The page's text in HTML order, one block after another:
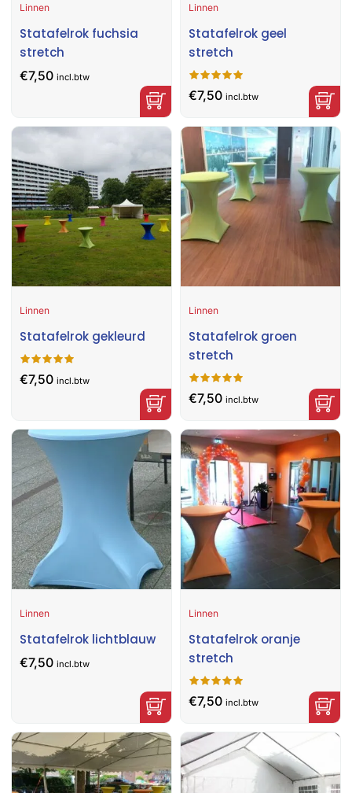
Linnen
Statafelrok fuchsia
stretch
€7,50 incl.btw
Linnen
Statafelrok geel
stretch
€7,50 incl.btw
Linnen
Statafelrok gekleurd
€7,50 incl.btw
Linnen
Statafelrok groen
stretch
€7,50 incl.btw
Linnen
Statafelrok lichtblauw
€7,50 incl.btw
Linnen
Statafelrok oranje
stretch
€7,50 incl.btw